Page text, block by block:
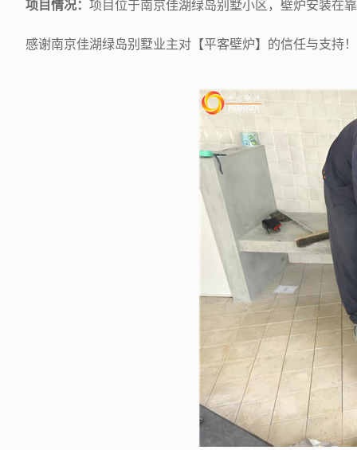
项目情况： 项目位于南京佳湖绿岛别墅小区，壁炉安装在
感谢南京佳湖绿岛别墅业主对【平客壁炉】的信任与支持！